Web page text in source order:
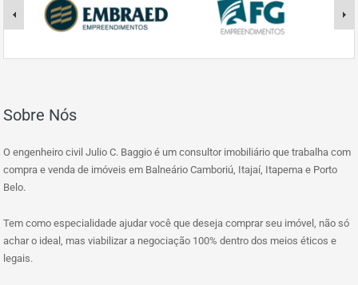
Sobre Nós
O engenheiro civil Julio C. Baggio é um consultor imobiliário que trabalha com
compra e venda de imóveis em Balneário Camboriú, Itajaí, Itapema e Porto
Belo.
Tem como especialidade ajudar você que deseja comprar seu imóvel, não só
achar o ideal, mas viabilizar a negociação 100% dentro dos meios éticos e
legais.